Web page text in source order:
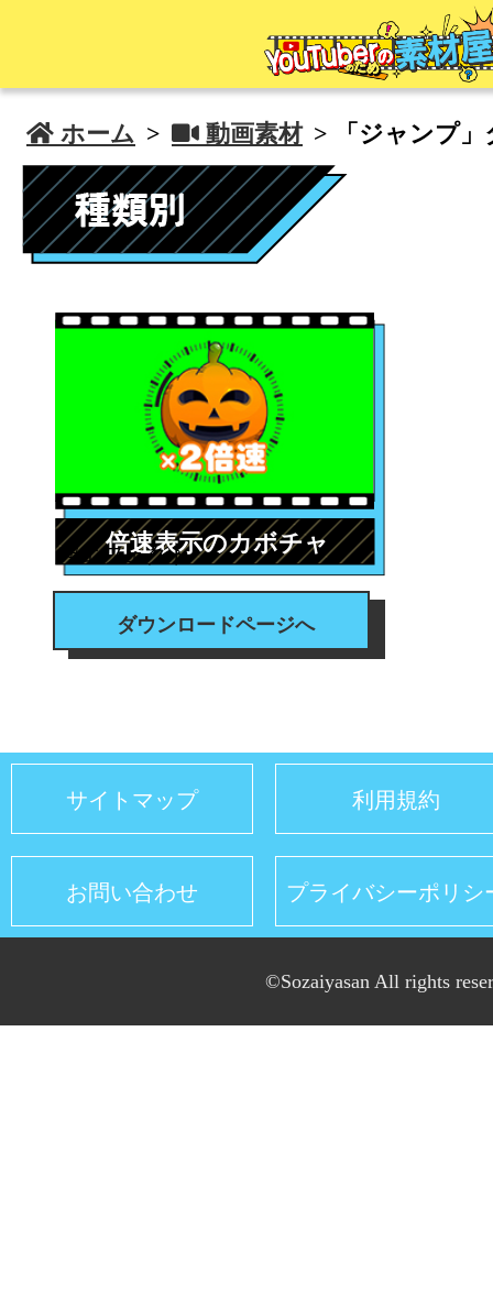
 ホーム >  動画素材 > 「ジャンプ」
#エフェクト
倍速表示のカボチャ
ダウンロードページへ
サイトマップ 利用規約
お問い合わせ プライバシーポリシ
©Sozaiyasan All rights